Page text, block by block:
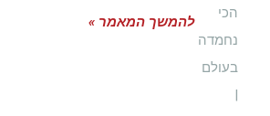
להמשך המאמר »